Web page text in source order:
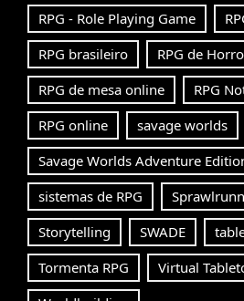
RPG - Role Playing Game
RPG brasileiro
RPG de
RPG de mesa online
RPG
RPG online
savage worlds
Savage Worlds Adventure
sistemas de RPG
Storytelling
SWADE
Tormenta RPG
Virtual